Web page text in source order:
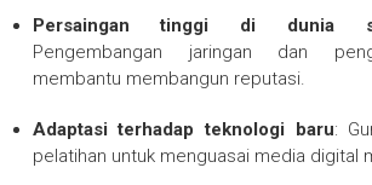
Persaingan tinggi di dunia
Pengembangan jaringan dan
membantu membangun reputasi.
Adaptasi terhadap teknologi baru:
pelatihan untuk menguasai media digital